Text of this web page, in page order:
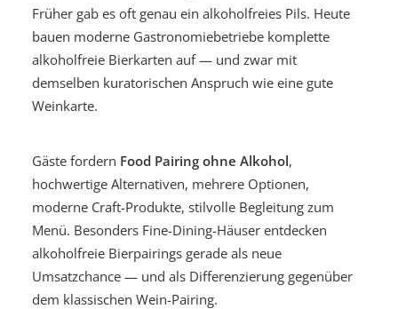
Früher gab es oft genau ein alkoholfreies Pils. Heute
bauen moderne Gastronomiebetriebe komplette
alkoholfreie Bierkarten auf — und zwar mit
demselben kuratorischen Anspruch wie eine gute
Weinkarte.
Gäste fordern Food Pairing ohne Alkohol,
hochwertige Alternativen, mehrere Optionen,
moderne Craft-Produkte, stilvolle Begleitung zum
Menü. Besonders Fine-Dining-Häuser entdecken
alkoholfreie Bierpairings gerade als neue
Umsatzchance — und als Differenzierung gegenüber
dem klassischen Wein-Pairing.